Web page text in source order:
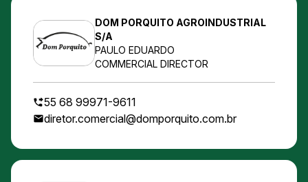
DOM PORQUITO AGROINDUSTRIAL
S/A
PAULO EDUARDO
COMMERCIAL DIRECTOR
55 68 99971-9611
diretor.comercial@domporquito.com.br